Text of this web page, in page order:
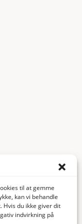
til at gemme
kan vi behandle
Hvis du ikke giver dit
indvirkning på